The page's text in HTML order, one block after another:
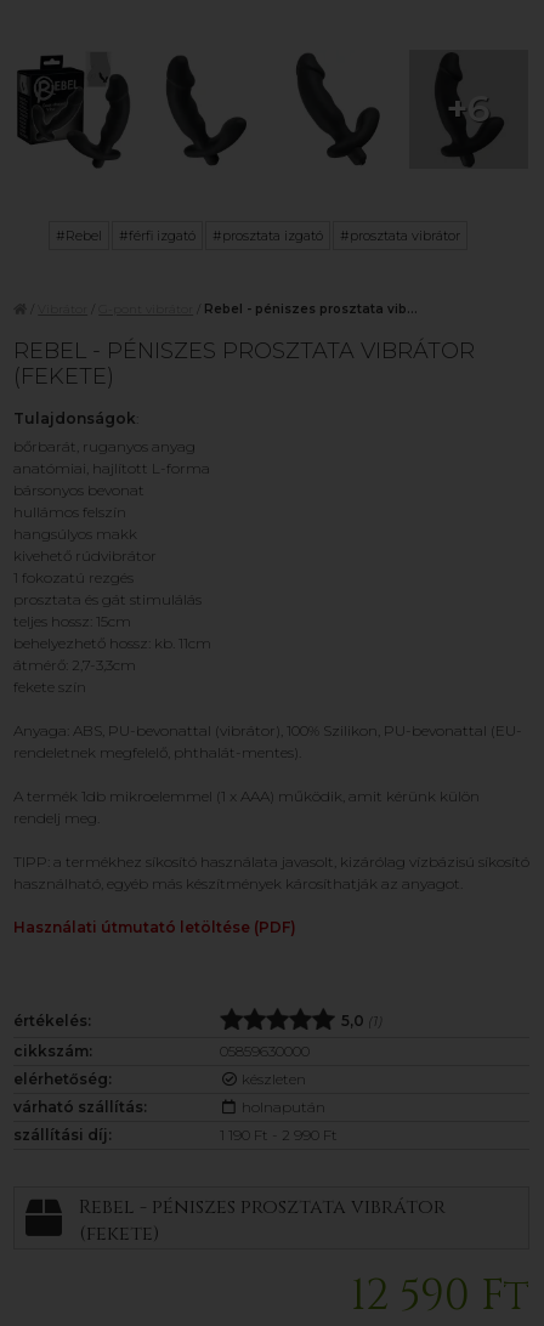
+6
#Rebel #férfi izgató #prosztata izgató #prosztata vibrátor
Rebel - péniszes prosztata vib...
REBEL - PÉNISZES PROSZTATA VIBRÁTOR
(FEKETE)
Tulajdonságok
bőrbarát, ruganyos anyag
anatómiai, hajlított L-forma
bársonyos bevonat
hullámos felszín
hangsúlyos makk
kivehető rúdvibrátor
1 fokozatú rezgés
prosztata és gát stimulálás
teljes hossz: 15cm
behelyezhető hossz: kb. 11cm
átmérő: 2,7-3,3cm
fekete szín
Anyaga: ABS, PU-bevonattal (vibrátor), 100% Szilikon, PU-bevonattal (EU-
rendeletnek megfelelő, phthalát-mentes).
A termék 1db mikroelemmel (1 x AAA) működik, amit kérünk külön
rendelj meg.
TIPP: a termékhez síkosító használata javasolt, kizárólag vízbázisú síkosító
használható, egyéb más készítmények károsíthatják az anyagot.
Használati útmutató letöltése (PDF)
értékelés: 5,0 (1)
cikkszám:
05859630000
elérhetőség:
készleten
várható szállítás:
holnapután
szállítási díj:
1 190 Ft - 2 990 Ft
Rebel - péniszes prosztata vibrátor
(fekete)
12 590 Ft